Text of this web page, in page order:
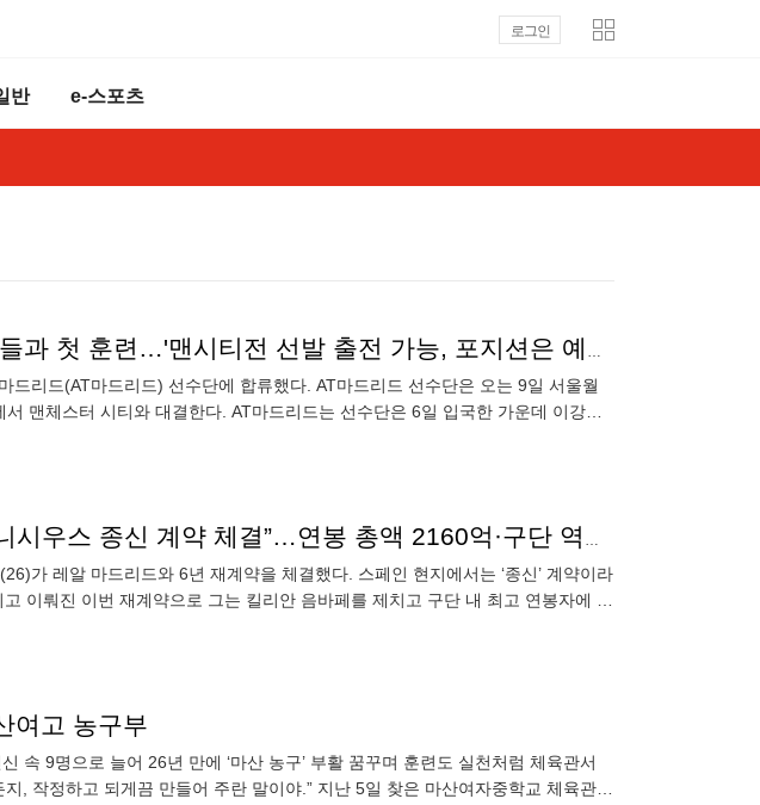
로그인
반 e-스포츠
이강인, 드디어 AT 마드리드 동료들과 첫 훈련…'맨시티전 선발 출전 가능, 포지션은 예측 불가'
드리드(AT마드리드) 선수단에 합류했다. AT마드리드 선수단은 오는 9일 서울월
맨체스터 시티와 대결한다. AT마드리드는 선수단은 6일 입국한 가운데 이강인
[오피셜] 레알 공식발표 확정, “비니시우스 종신 계약 체결”…연봉 총액 2160억·구단 역대 최고 ‘음바페 넘었다’
가 레알 마드리드와 6년 재계약을 체결했다. 스페인 현지에서는 ‘종신’ 계약이라
이뤄진 이번 재계약으로 그는 킬리안 음바페를 제치고 구단 내 최고 연봉자에 올
여고 농구부
속 9명으로 늘어 26년 만에 ‘마산 농구’ 부활 꿈꾸며 훈련도 실천처럼 체육관서
, 작정하고 되게끔 만들어 주란 말이야.” 지난 5일 찾은 마산여자중학교 체육관.